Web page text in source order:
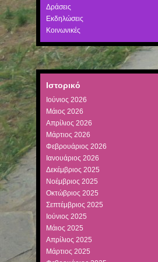
Δράσεις
Εκδηλώσεις
Κοινωνικές
Ιστορικό
Ιούνιος 2026
Μάιος 2026
Απρίλιος 2026
Μάρτιος 2026
Φεβρουάριος 2026
Ιανουάριος 2026
Δεκέμβριος 2025
Νοέμβριος 2025
Οκτώβριος 2025
Σεπτέμβριος 2025
Ιούνιος 2025
Μάιος 2025
Απρίλιος 2025
Μάρτιος 2025